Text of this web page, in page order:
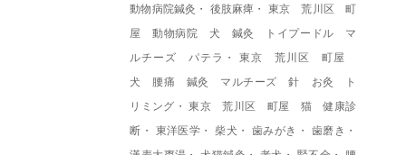
動物病院鍼灸 ・ 後肢麻痺 ・ 東京 荒川区 町
屋 動物病院 犬 鍼灸 トイプードル マ
ルチーズ パテラ ・東京 荒川区 町屋
犬 腰痛 鍼灸 マルチーズ 針 お灸 ト
リミング ・東京 荒川区 町屋 猫 健康診
断 ・ 東洋医学 ・柴犬 ・歯みがき ・ 歯磨き ・